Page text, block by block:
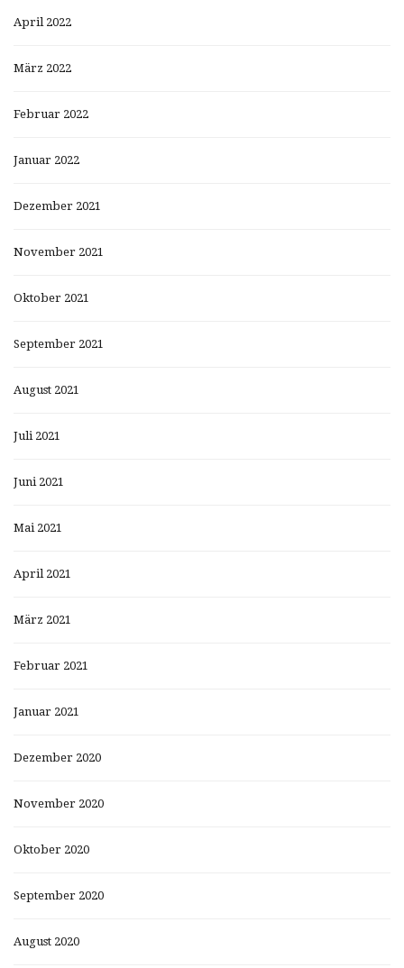
April 2022
März 2022
Februar 2022
Januar 2022
Dezember 2021
November 2021
Oktober 2021
September 2021
August 2021
Juli 2021
Juni 2021
Mai 2021
April 2021
März 2021
Februar 2021
Januar 2021
Dezember 2020
November 2020
Oktober 2020
September 2020
August 2020